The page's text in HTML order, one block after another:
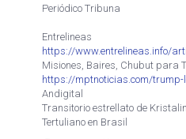
Periódico Tribuna
Entrelineas
https://www.entrelineas.info/
Misiones, Baires, Chubut para
https://mptnoticias.com/trump-
Andigital
Transitorio estrellato de
Tertuliano en Brasil